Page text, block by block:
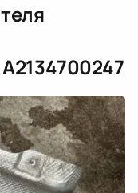
A2134700247